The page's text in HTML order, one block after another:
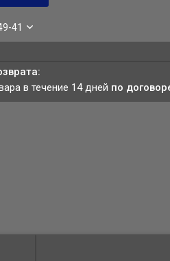
41
в течение 14 дней по